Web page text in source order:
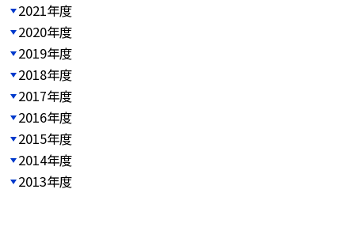
2021年度
2020年度
2019年度
2018年度
2017年度
2016年度
2015年度
2014年度
2013年度